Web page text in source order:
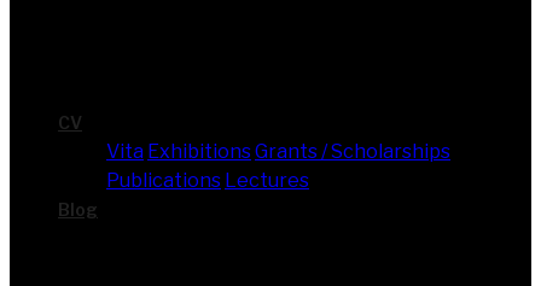
CV
Vita Exhi­bi­ti­onsGrants / Scholarships
Publi­ca­ti­ons Lec­tures
Blog